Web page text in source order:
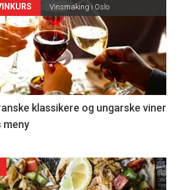
Vinsmaking i Oslo
klassikere og ungarske viner
meny